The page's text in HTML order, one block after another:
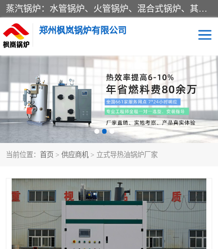
蒸汽锅炉：水管锅炉、火管锅炉、混合式锅炉、其他蒸汽锅炉； 热水锅炉：家用型集中供暖用热水锅炉、其他热水锅炉； 有机热载体锅炉； 船用蒸汽锅炉； （锅炉用辅助设备及装置）蒸汽冷凝器：表面冷凝器、混合式冷凝器、空冷式冷凝器、其他蒸汽冷凝器； 锅炉用辅助设备：节热器、蒸汽收集器、蓄能器、烟垢清除器、气体回收器、泥渣刮除器、空气预热器、其他锅炉用辅助设备；
郑州枫岚锅炉有限公司
当前位置： 首页 > 供应商机 > 立式导热油锅炉厂家